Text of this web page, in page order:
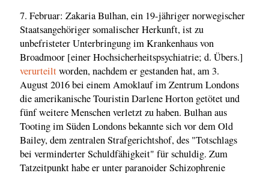
7. Februar: Zakaria Bulhan, ein 19-jähriger norwegischer
Staatsangehöriger somalischer Herkunft, ist zu
unbefristeter Unterbringung im Krankenhaus von
Broadmoor [einer Hochsicherheitspsychiatrie; d. Übers.]
verurteiltworden, nachdem er gestanden hat, am 3.
August 2016 bei einem Amoklauf im Zentrum Londons
die amerikanische Touristin Darlene Horton getötet und
fünf weitere Menschen verletzt zu haben. Bulhan aus
Tooting im Süden Londons bekannte sich vor dem Old
Bailey, dem zentralen Strafgerichtshof, des "Totschlags
bei verminderter Schuldfähigkeit" für schuldig. Zum
Tatzeitpunkt habe er unter paranoider Schizophrenie